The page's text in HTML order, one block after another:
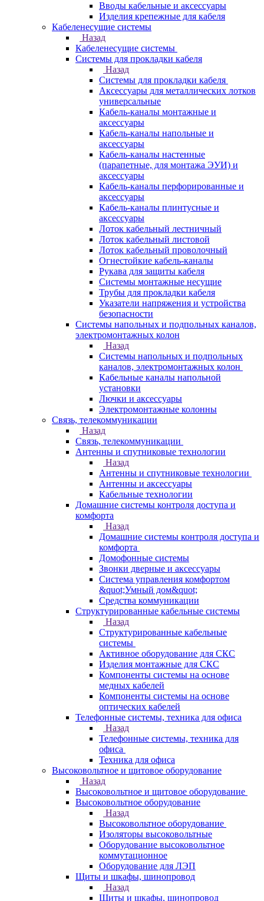
Вводы кабельные и аксессуары
Изделия крепежные для кабеля
Кабеленесущие системы
Назад
Кабеленесущие системы
Системы для прокладки кабеля
Назад
Системы для прокладки кабеля
Аксессуары для металлических лотков
универсальные
Кабель-каналы монтажные и
аксессуары
Кабель-каналы напольные и
аксессуары
Кабель-каналы настенные
(парапетные, для монтажа ЭУИ) и
аксессуары
Кабель-каналы перфорированные и
аксессуары
Кабель-каналы плинтусные и
аксессуары
Лоток кабельный лестничный
Лоток кабельный листовой
Лоток кабельный проволочный
Огнестойкие кабель-каналы
Рукава для защиты кабеля
Системы монтажные несущие
Трубы для прокладки кабеля
Указатели напряжения и устройства
безопасности
Системы напольных и подпольных каналов,
электромонтажных колон
Назад
Системы напольных и подпольных
каналов, электромонтажных колон
Кабельные каналы напольной
установки
Лючки и аксессуары
Электромонтажные колонны
Связь, телекоммуникации
Назад
Связь, телекоммуникации
Антенны и спутниковые технологии
Назад
Антенны и спутниковые технологии
Антенны и аксессуары
Кабельные технологии
Домашние системы контроля доступа и
комфорта
Назад
Домашние системы контроля доступа и
комфорта
Домофонные системы
Звонки дверные и аксессуары
Система управления комфортом
&quot;Умный дом&quot;
Средства коммуникации
Структурированные кабельные системы
Назад
Структурированные кабельные
системы
Активное оборудование для СКС
Изделия монтажные для СКС
Компоненты системы на основе
медных кабелей
Компоненты системы на основе
оптических кабелей
Телефонные системы, техника для офиса
Назад
Телефонные системы, техника для
офиса
Техника для офиса
Высоковольтное и щитовое оборудование
Назад
Высоковольтное и щитовое оборудование
Высоковольтное оборудование
Назад
Высоковольтное оборудование
Изоляторы высоковольтные
Оборудование высоковольтное
коммутационное
Оборудование для ЛЭП
Щиты и шкафы, шинопровод
Назад
Щиты и шкафы, шинопровод